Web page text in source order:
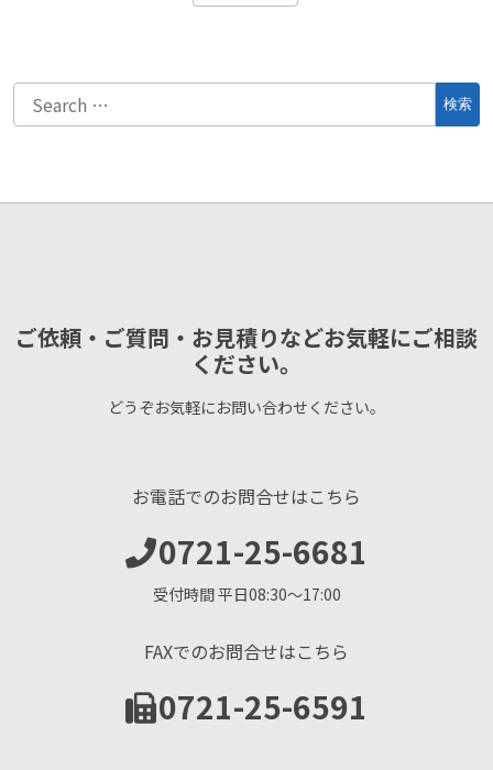
ご依頼・ご質問・お見積りなどお気軽にご相談
ください。
どうぞお気軽にお問い合わせください。
お電話でのお問合せはこちら
0721-25-6681
受付時間 平日08:30〜17:00
FAXでのお問合せはこちら
0721-25-6591